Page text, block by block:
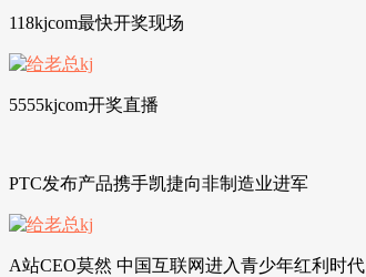
118kjcom最快开奖现场
5555kjcom开奖直播
PTC发布产品携手凯捷向非制造业进军
A站CEO莫然 中国互联网进入青少年红利时代